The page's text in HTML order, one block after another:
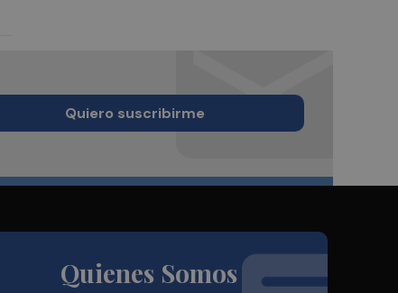
Quiero suscribirme
Quienes Somos